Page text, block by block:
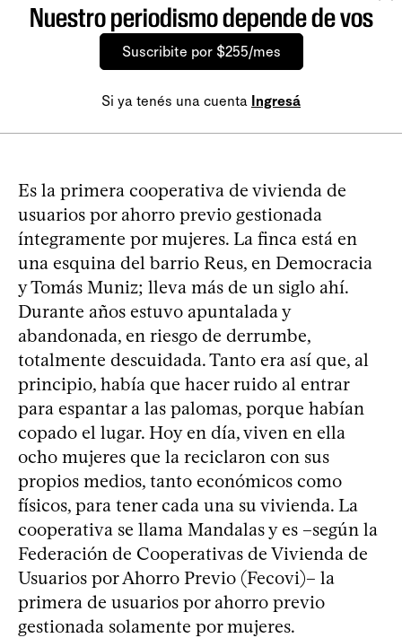
Nuestro periodismo depende de vos
Suscribite por $255/mes
Si ya tenés una cuenta Ingresá
Es la primera cooperativa de vivienda de
usuarios por ahorro previo gestionada
íntegramente por mujeres. La finca está en
una esquina del barrio Reus, en Democracia
y Tomás Muniz; lleva más de un siglo ahí.
Durante años estuvo apuntalada y
abandonada, en riesgo de derrumbe,
totalmente descuidada. Tanto era así que, al
principio, había que hacer ruido al entrar
para espantar a las palomas, porque habían
copado el lugar. Hoy en día, viven en ella
ocho mujeres que la reciclaron con sus
propios medios, tanto económicos como
físicos, para tener cada una su vivienda. La
cooperativa se llama Mandalas y es –según la
Federación de Cooperativas de Vivienda de
Usuarios por Ahorro Previo (Fecovi)– la
primera de usuarios por ahorro previo
gestionada solamente por mujeres.